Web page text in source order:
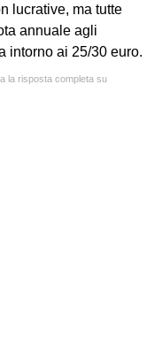
lucrative, ma tutte
annuale agli
intorno ai 25/30 euro.
la risposta completa su